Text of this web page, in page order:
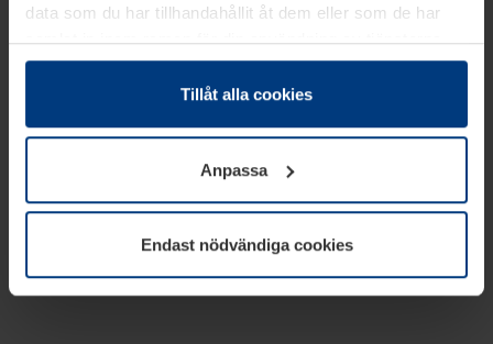
data som du har tillhandahållit åt dem eller som de har
samlat in inom ramen för din användning av tjänsterna.
Juridiskt kan vi lagra kakor på din enhet, om de är
absolut nödvändiga för driften av den här webbplatsen.
godkännande kan du när som helst ändra eller återkalla i
informationen om kakor underDataskyddsförklaring
vår webbplats.
Tillåt alla cookies
Anpassa
Endast nödvändiga cookies